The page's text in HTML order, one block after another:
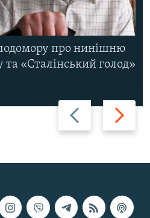
Назад Вперед
про нинішню
та «Сталінський голод»